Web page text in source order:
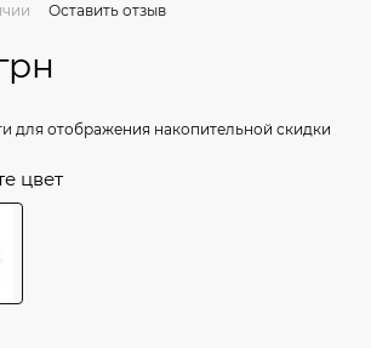
Оставить отзыв
для отображения накопительной скидки
цвет